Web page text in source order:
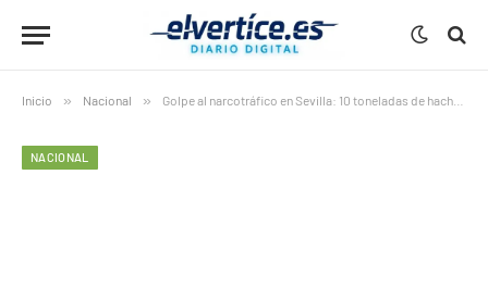
Inicio » Nacional » Golpe al narcotráfico en Sevilla: 10 toneladas de hachís en solo tres meses
NACIONAL